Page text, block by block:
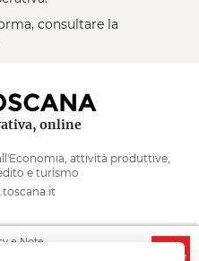
consultare la
online
attività produttive,
e turismo
e Note